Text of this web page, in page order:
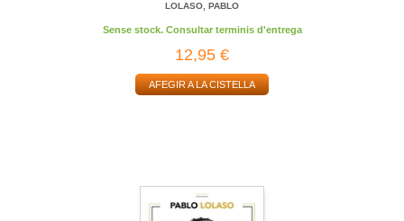
LOLASO, PABLO
Sense stock. Consultar terminis d'entrega
12,95 €
AFEGIR A LA CISTELLA